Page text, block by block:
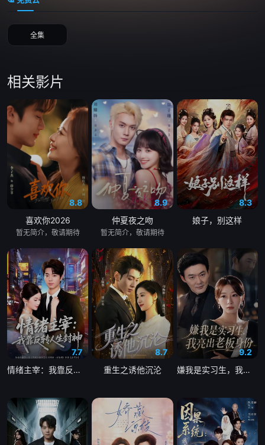
全集
相关影片
8.8
喜欢你2026
暂无简介，敬请期待
8.9
仲夏夜之吻
暂无简介，敬请期待
8.3
娘子，别这样
7.7
情绪主宰：我靠反转人生封神
8.7
重生之诱他沉沦
9.2
嫌我是实习生，我亮出老板身份